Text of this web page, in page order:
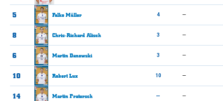
5 Falko Müller 4 —
8 Chris-Richard Alisch 3 —
6 Martin Danowski 3 —
10 Robert Lux 10 —
14 Martin Pratersch — —